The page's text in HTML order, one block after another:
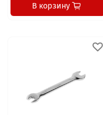
В корзину